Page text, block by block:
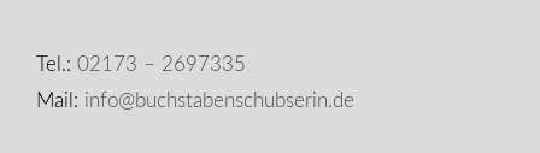
Tel.: 02173 – 2697335
Mail: info@buchstabenschubserin.de